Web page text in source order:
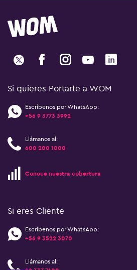
Si quieres Portarte a WOM
Escríbenos por WhatsApp:
+56 9 3773 3992
Llámanos al:
600 200 1000
Conoce nuestra cobertura
Si eres Cliente
Escríbenos por WhatsApp:
+56 9 3522 3070
Llámanos al: